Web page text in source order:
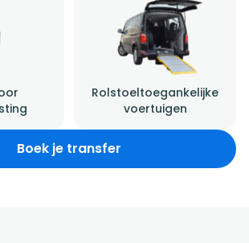
Rolstoeltoegankelijke
voertuigen
Boek je transfer